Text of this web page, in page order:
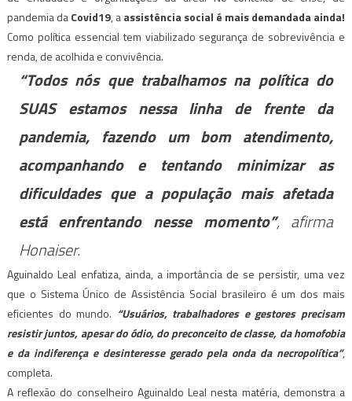
pandemia daCovid19, aassistência social é mais demandada ainda!
Como política essencial tem viabilizado segurança de sobrevivência e
renda, de acolhida e convivência.
“Todos nós que trabalhamos na política do
SUAS estamos nessa linha de frente da
pandemia, fazendo um bom atendimento,
acompanhando e tentando minimizar as
dificuldades que a população mais afetada
está enfrentando nesse momento”, afirma
Honaiser.
Aguinaldo Leal enfatiza, ainda, a importância de se persistir, uma vez
que o Sistema Único de Assistência Social brasileiro é um dos mais
eficientes do mundo. “Usuários, trabalhadores e gestores precisam
resistir juntos, apesar do ódio, do preconceito de classe, da homofobia
e da indiferença e desinteresse gerado pela onda da necropolítica”,
completa.
A reflexão do conselheiro Aguinaldo Leal nesta matéria, demonstra a